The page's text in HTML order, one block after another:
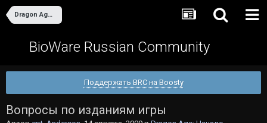
Dragon Age: Начало
BioWare Russian Community
Поддержать BRC на Boosty
Вопросы по изданиям игры